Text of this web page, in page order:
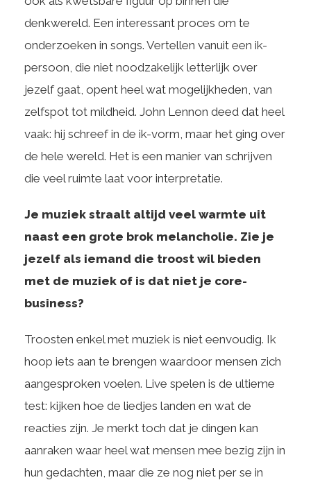
denkwereld. Een interessant proces om te
onderzoeken in songs. Vertellen vanuit een ik-
persoon, die niet noodzakelijk letterlijk over
jezelf gaat, opent heel wat mogelijkheden, van
zelfspot tot mildheid. John Lennon deed dat heel
vaak: hij schreef in de ik-vorm, maar het ging over
de hele wereld. Het is een manier van schrijven
die veel ruimte laat voor interpretatie.
Je muziek straalt altijd veel warmte uit
naast een grote brok melancholie. Zie je
jezelf als iemand die troost wil bieden
met de muziek of is dat niet je core-
business?
Troosten enkel met muziek is niet eenvoudig. Ik
hoop iets aan te brengen waardoor mensen zich
aangesproken voelen. Live spelen is de ultieme
test: kijken hoe de liedjes landen en wat de
reacties zijn. Je merkt toch dat je dingen kan
aanraken waar heel wat mensen mee bezig zijn in
hun gedachten, maar die ze nog niet per se in